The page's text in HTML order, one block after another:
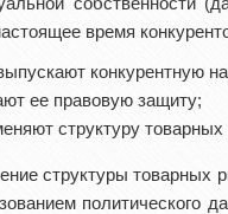
время
конкурентную
ее правовую защиту;
структуру
структуры товарных
политического